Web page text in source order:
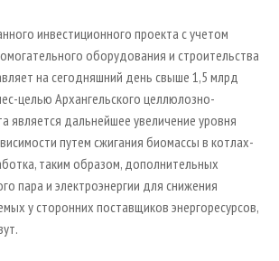
инвестиционного проекта с учетом
оборудования и строительства
на сегодняшний день свыше 1,5 млрд
целью Архангельского целлюлозно-
является дальнейшее увеличение уровня
путем сжигания биомассы в котлах-
таким образом, дополнительных
пара и электроэнергии для снижения
у сторонних поставщиков энергоресурсов,